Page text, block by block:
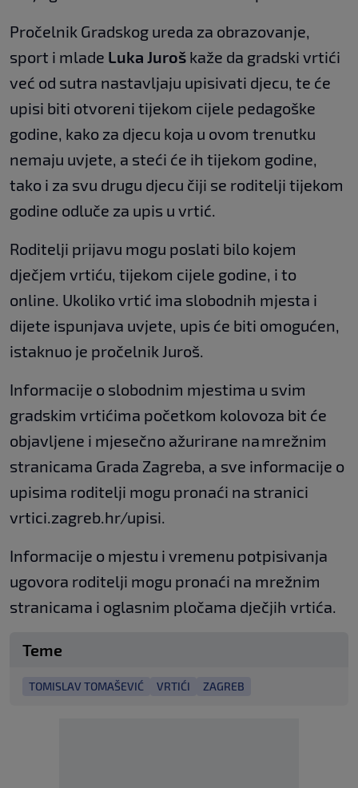
Pročelnik Gradskog ureda za obrazovanje,
sport i mlade Luka Juroš kaže da gradski vrtići
već od sutra nastavljaju upisivati djecu, te će
upisi biti otvoreni tijekom cijele pedagoške
godine, kako za djecu koja u ovom trenutku
nemaju uvjete, a steći će ih tijekom godine,
tako i za svu drugu djecu čiji se roditelji tijekom
godine odluče za upis u vrtić.
Roditelji prijavu mogu poslati bilo kojem
dječjem vrtiću, tijekom cijele godine, i to
online. Ukoliko vrtić ima slobodnih mjesta i
dijete ispunjava uvjete, upis će biti omogućen,
istaknuo je pročelnik Juroš.
Informacije o slobodnim mjestima u svim
gradskim vrtićima početkom kolovoza bit će
objavljene i mjesečno ažurirane na mrežnim
stranicama Grada Zagreba, a sve informacije o
upisima roditelji mogu pronaći na stranici
vrtici.zagreb.hr/upisi.
Informacije o mjestu i vremenu potpisivanja
ugovora roditelji mogu pronaći na mrežnim
stranicama i oglasnim pločama dječjih vrtića.
Teme
TOMISLAV TOMAŠEVIĆ VRTIĆI ZAGREB